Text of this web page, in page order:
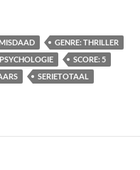
1; Disney+, 2026]
GENRE: THRILLER
PSYCHOLOGIE
SCORE: 5
SERIETOTAAL